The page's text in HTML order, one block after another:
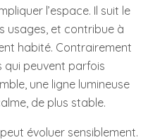
l’espace. Il suit le
usages, et contribue à
habité. Contrairement
qui peuvent parfois
une ligne lumineuse
de plus stable.
évoluer sensiblement.